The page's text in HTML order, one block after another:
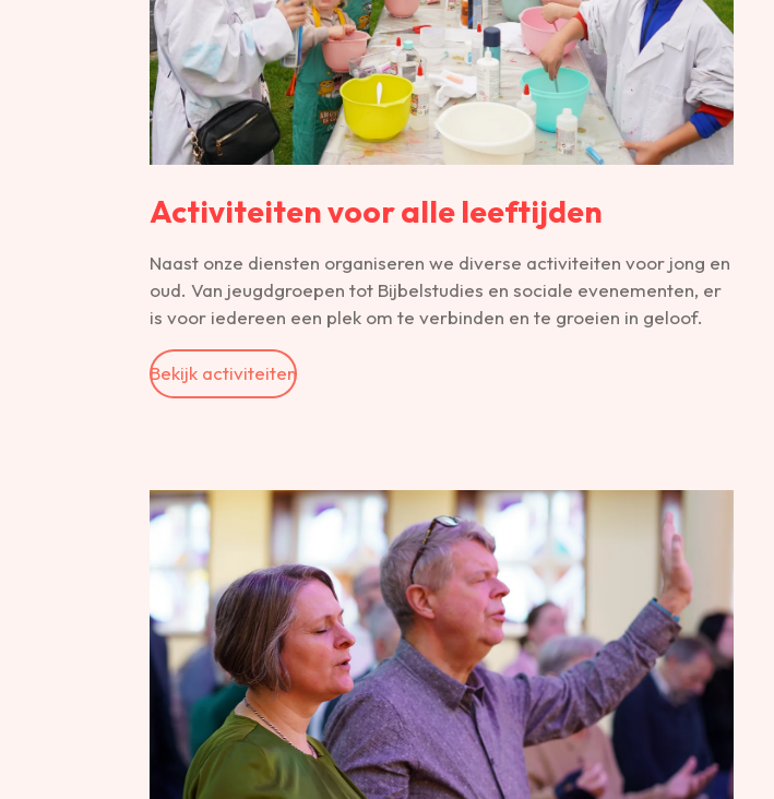
Activiteiten voor alle leeftijden
Naast onze diensten organiseren we diverse activiteiten voor jong en
oud. Van jeugdgroepen tot Bijbelstudies en sociale evenementen, er
is voor iedereen een plek om te verbinden en te groeien in geloof.
Bekijk activiteiten